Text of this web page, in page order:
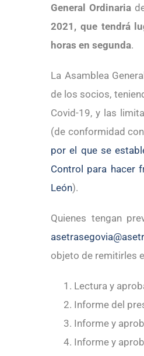
General Ordinaria
2021, que tendrá
horas en segunda.
La Asamblea
de los socios,
Covid-19, y las
(de conformidad
por el que se
Control para hacer
León).
Quienes tengan
objeto de remitirles
Lectura y
Informe del
Informe y
Informe y